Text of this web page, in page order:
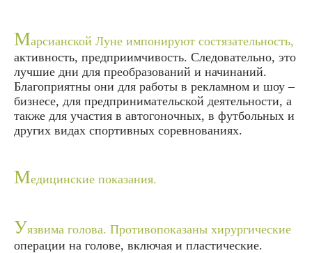
Марсианской Луне импонируют состязательность,
активность, предприимчивость. Следовательно, это
лучшие дни для преобразований и начинаний.
Благоприятны они для работы в рекламном и шоу –
бизнесе, для предпринимательской деятельности, а
также для участия в автогоночных, в футбольных и
других видах спортивных соревнованиях.
Медицинские показания.
Уязвима голова. Противопоказаны хирургические
операции на голове, включая и пластические.